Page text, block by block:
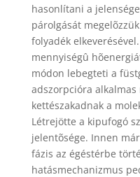
hasonlítani a
párolgását
folyadék
mennyiségû
módon lebegteti a
adszorpcióra
kettészakadnak a
Létrejötte a kipufogó
jelentõsége. Innen
fázis az égéstérbe
hatásmechanizmus